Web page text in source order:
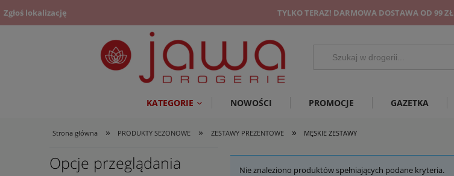
Zgłoś lokalizację TYLKO TERAZ! DARMOWA DOSTAWA OD 99 ZŁ
KATEGORIE NOWOŚCI PROMOCJE GAZETKA
Strona główna » PRODUKTY SEZONOWE » ZESTAWY PREZENTOWE » MĘSKIE ZESTAWY
Opcje przeglądania Nie znaleziono produktów spełniających podane kryteria.